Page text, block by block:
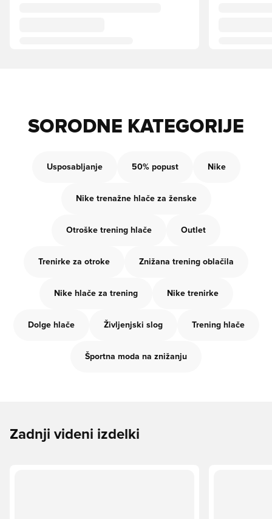
SORODNE KATEGORIJE
Usposabljanje 50% popust Nike
Nike trenažne hlače za ženske
Otroške trening hlače Outlet
Trenirke za otroke Znižana trening oblačila
Nike hlače za trening Nike trenirke
Dolge hlače Življenjski slog Trening hlače
Športna moda na znižanju
Zadnji videni izdelki